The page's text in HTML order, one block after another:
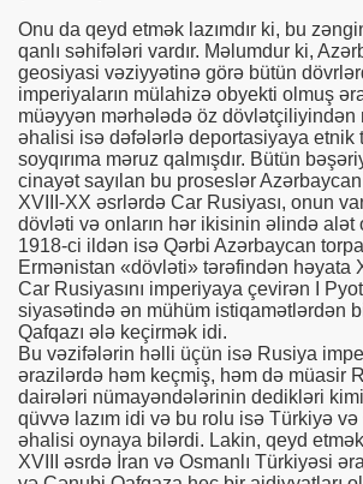
Onu da qeyd etmək lazımdır ki, bu
qanlı səhifələri vardır. Məlumdur ki,
geosiyasi vəziyyətinə görə bütün
imperiyaların mülahizə obyekti olmuş
müəyyən mərhələdə öz dövlətçiliyindən
əhalisi isə dəfələrlə deportasiyaya etnik
soyqırıma məruz qalmışdır. Bütün
cinayət sayılan bu proseslər Azərbaycan
XVIII-XX əsrlərdə Car Rusiyası, onun
dövləti və onların hər ikisinin əlində alət
1918-ci ildən isə Qərbi Azərbaycan
Ermənistan «dövləti» tərəfindən həyata
Car Rusiyasını imperiyaya çevirən I
siyasətində ən mühüm istiqamətlərdən
Qafqazı ələ keçirmək idi.
Bu vəzifələrin həlli üçün isə Rusiya
ərazilərdə həm keçmiş, həm də müasir
dairələri nümayəndələrinin dedikləri
qüvvə lazım idi və bu rolu isə Türkiyə və
əhalisi oynaya bilərdi. Lakin, qeyd etmək
XVIII əsrdə İran və Osmanlı Türkiyəsi
fəaliyyəti haqqında
məlumatlar
HAQQINDA